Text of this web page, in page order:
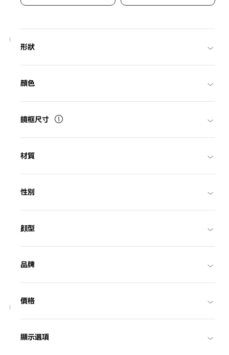
形狀
顏色
鏡框尺寸
材質
性別
顔型
品牌
價格
顯示選項
¥8,800
NEW
SUN2127M-6S